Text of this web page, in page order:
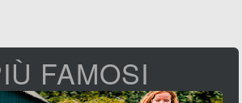
FAMOSI